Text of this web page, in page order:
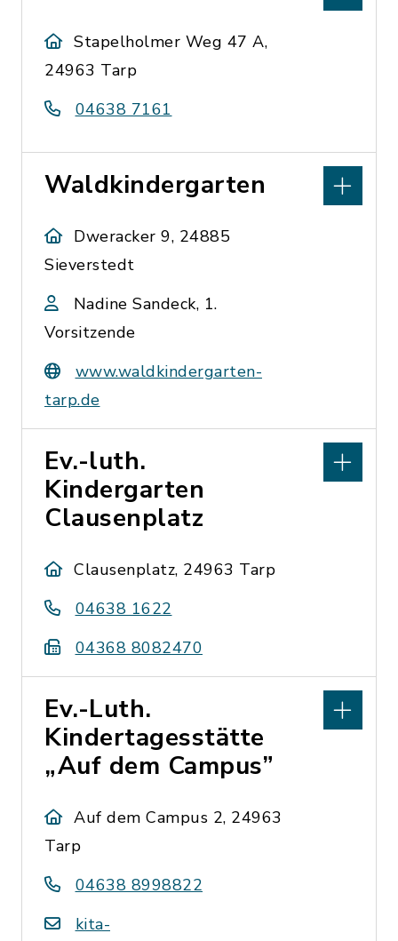
Stapelholmer Weg 47 A,
24963 Tarp
04638 7161
Waldkindergarten
Dweracker 9, 24885
Sieverstedt
Nadine Sandeck, 1.
Vorsitzende
www.waldkindergarten-
tarp.de
Ev.-luth.
Kindergarten
Clausenplatz
Clausenplatz, 24963 Tarp
04638 1622
04368 8082470
Ev.-Luth.
Kindertagesstätte
„Auf dem Campus”
Auf dem Campus 2, 24963
Tarp
04638 8998822
kita-